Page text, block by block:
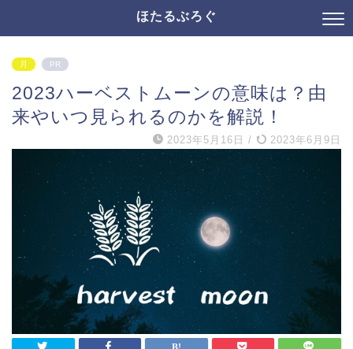
ほたるぶろぐ
月 PR
2023ハーベストムーンの意味は？由
来やいつ見られるのかを解説！
2023年5月16日 / 2023年6月9日